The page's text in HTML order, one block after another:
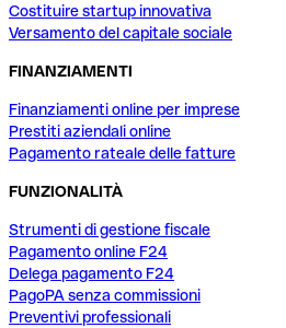
Costituire startup innovativa
Versamento del capitale sociale
FINANZIAMENTI
Finanziamenti online per imprese
Prestiti aziendali online
Pagamento rateale delle fatture
FUNZIONALITÀ
Strumenti di gestione fiscale
Pagamento online F24
Delega pagamento F24
PagoPA senza commissioni
Preventivi professionali